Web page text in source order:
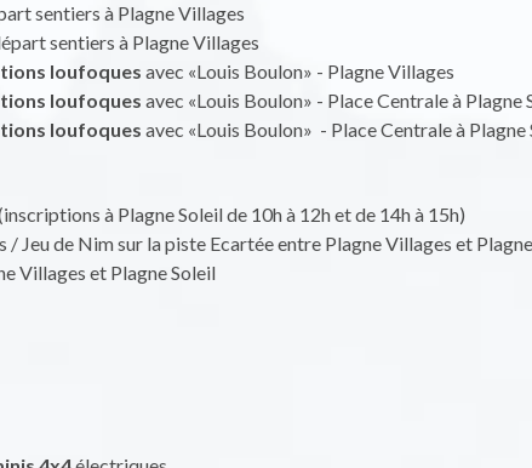
sentiers à Plagne Villages
sentiers à Plagne Villages
loufoques avec «Louis Boulon» - Plagne Villages
loufoques avec «Louis Boulon» - Place Centrale à Plagne
loufoques avec «Louis Boulon» - Place Centrale à Plagne
à Plagne Soleil de 10h à 12h et de 14h à 15h)
Jeu de Nim sur la piste Ecartée entre Plagne Villages et
Villages et Plagne Soleil